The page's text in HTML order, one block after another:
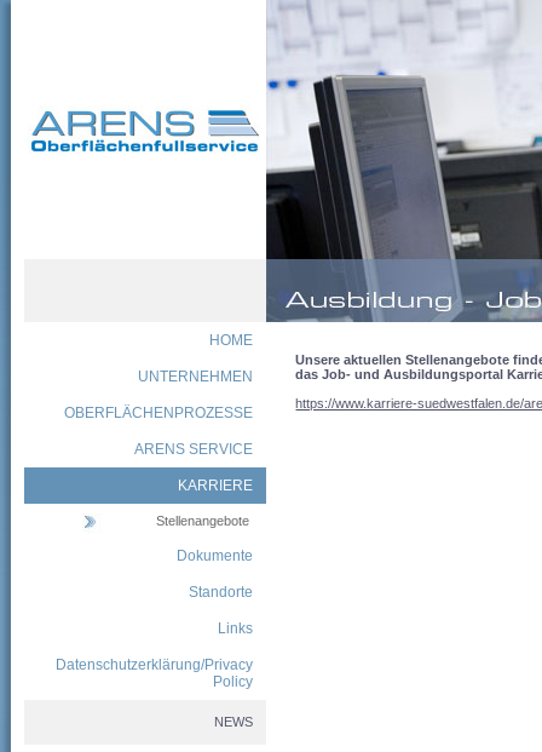
HOME
UNTERNEHMEN
OBERFLÄCHENPROZESSE
ARENS SERVICE
KARRIERE
Stellenangebote
Dokumente
Standorte
Links
Datenschutzerklärung/Privacy
Policy
NEWS
Unsere aktuellen Stellenangebote
das Job- und Ausbildungsportal
https://www.karriere-suedwestfalen.de/